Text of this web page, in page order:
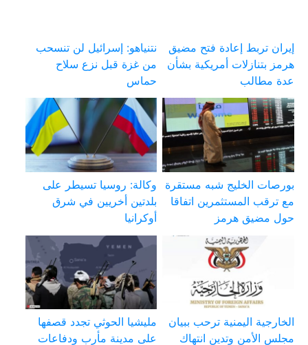
إيران تربط إعادة فتح مضيق
هرمز بتنازلات أمريكية بشأن
عدة مطالب
نتنياهو: إسرائيل لن تنسحب
من غزة قبل نزع سلاح
حماس
بورصات الخليج شبه مستقرة
مع ترقب المستثمرين اتفاقا
حول مضيق هرمز
وكالة: روسيا تسيطر على
بلدتين أخريين في شرق
أوكرانيا
الخارجية اليمنية ترحب ببيان
مجلس الأمن وتدين انتهاك
مليشيا الحوثي تجدد قصفها
على مدينة مأرب ودفاعات